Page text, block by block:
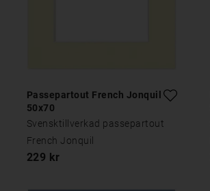
Passepartout French Jonquil
50x70
Svensktillverkad passepartout
French Jonquil
229 kr